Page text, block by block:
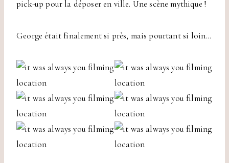
pick-up pour la déposer en ville. Une scène mythique !
George était finalement si près, mais pourtant si loin…